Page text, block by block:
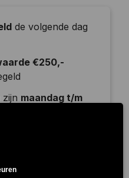
de volgende dag
€250,-
zijn maandag t/m